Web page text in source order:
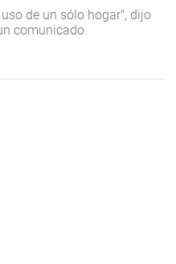
de un sólo hogar", dijo
comunicado.